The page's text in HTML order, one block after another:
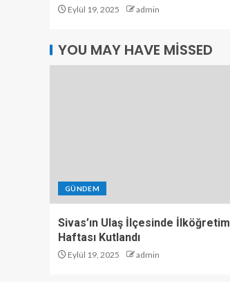
Eylül 19, 2025 admin
YOU MAY HAVE MISSED
GÜNDEM
Sivas’ın Ulaş İlçesinde İlköğretim
Haftası Kutlandı
Eylül 19, 2025 admin